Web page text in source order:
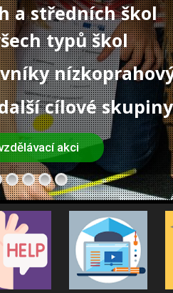
a středních škol
typů škol
cílové skupiny
akci